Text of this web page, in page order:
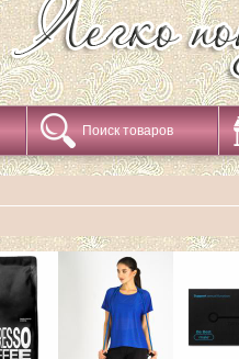
Поиск товаров